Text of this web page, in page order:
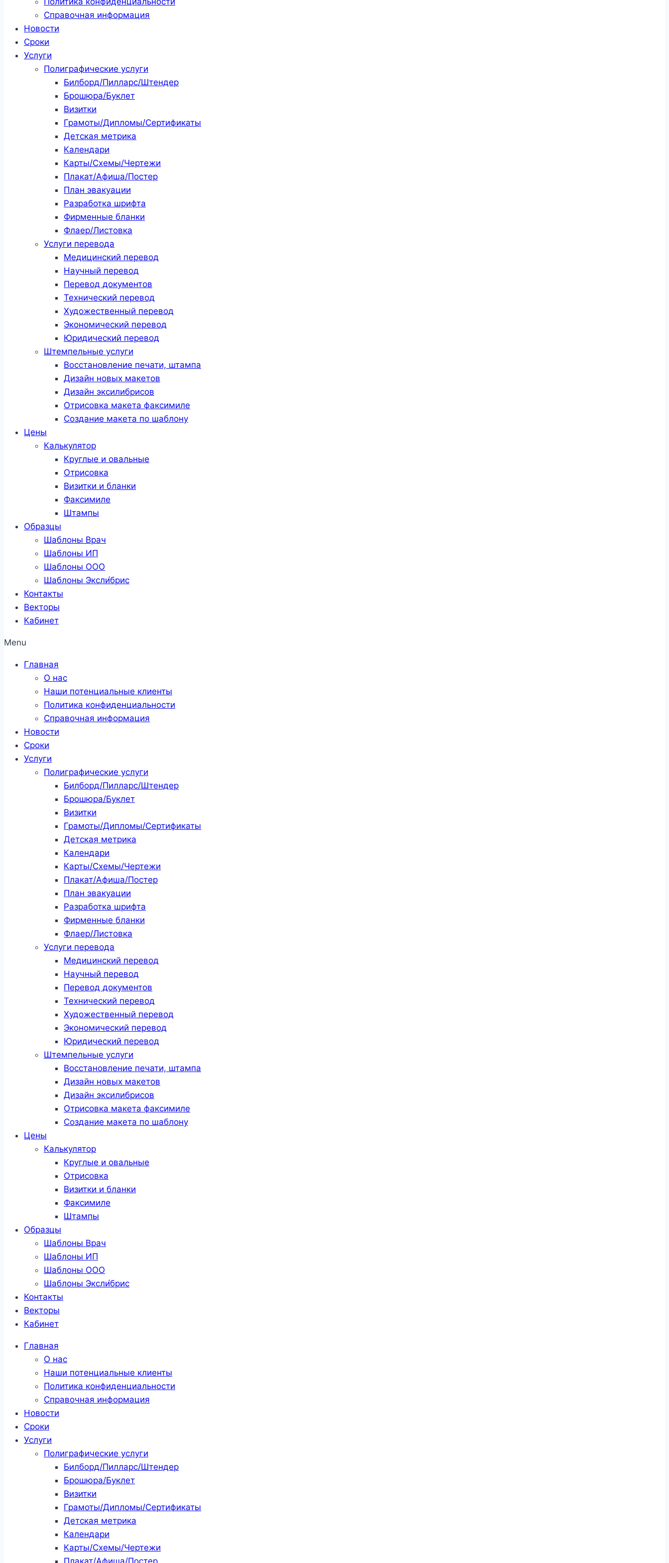
Справочная информация
Новости
Сроки
Услуги
Полиграфические услуги
Билборд/Пилларс/Штендер
Брошюра/Буклет
Визитки
Грамоты/Дипломы/Сертификаты
Детская метрика
Календари
Карты/Схемы/Чертежи
Плакат/Афиша/Постер
План эвакуации
Разработка шрифта
Фирменные бланки
Флаер/Листовка
Услуги перевода
Медицинский перевод
Научный перевод
Перевод документов
Технический перевод
Художественный перевод
Экономический перевод
Юридический перевод
Штемпельные услуги
Восстановление печати, штампа
Дизайн новых макетов
Дизайн эксилибрисов
Отрисовка макета факсимиле
Создание макета по шаблону
Цены
Калькулятор
Круглые и овальные
Отрисовка
Визитки и бланки
Факсимиле
Штампы
Образцы
Шаблоны Врач
Шаблоны ИП
Шаблоны ООО
Шаблоны Эксли́брис
Контакты
Векторы
Кабинет
Menu
Главная
О нас
Наши потенциальные клиенты
Политика конфиденциальности
Справочная информация
Новости
Сроки
Услуги
Полиграфические услуги
Билборд/Пилларс/Штендер
Брошюра/Буклет
Визитки
Грамоты/Дипломы/Сертификаты
Детская метрика
Календари
Карты/Схемы/Чертежи
Плакат/Афиша/Постер
План эвакуации
Разработка шрифта
Фирменные бланки
Флаер/Листовка
Услуги перевода
Медицинский перевод
Научный перевод
Перевод документов
Технический перевод
Художественный перевод
Экономический перевод
Юридический перевод
Штемпельные услуги
Восстановление печати, штампа
Дизайн новых макетов
Дизайн эксилибрисов
Отрисовка макета факсимиле
Создание макета по шаблону
Цены
Калькулятор
Круглые и овальные
Отрисовка
Визитки и бланки
Факсимиле
Штампы
Образцы
Шаблоны Врач
Шаблоны ИП
Шаблоны ООО
Шаблоны Эксли́брис
Контакты
Векторы
Кабинет
Главная
О нас
Наши потенциальные клиенты
Политика конфиденциальности
Справочная информация
Новости
Сроки
Услуги
Полиграфические услуги
Билборд/Пилларс/Штендер
Брошюра/Буклет
Визитки
Грамоты/Дипломы/Сертификаты
Детская метрика
Календари
Карты/Схемы/Чертежи
Плакат/Афиша/Постер